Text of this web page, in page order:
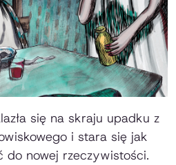
się na skraju upadku z
i stara się jak
do nowej rzeczywistości.